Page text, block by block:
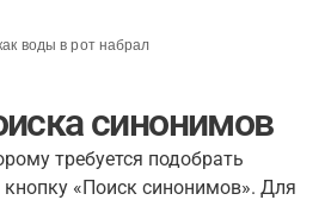
воды в рот набрал
синонимов
требуется подобрать
«Поиск синонимов». Для